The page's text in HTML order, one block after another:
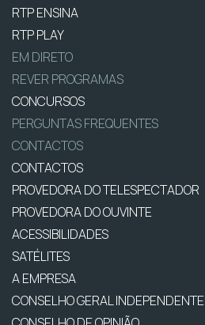
RTP ENSINA
RTP PLAY
EM DIRETO
REVER PROGRAMAS
CONCURSOS
PERGUNTAS FREQUENTES
CONTACTOS
CONTACTOS
PROVEDORA DO TELESPECTADOR
PROVEDORA DO OUVINTE
ACESSIBILIDADES
SATÉLITES
A EMPRESA
CONSELHO GERAL INDEPENDENTE